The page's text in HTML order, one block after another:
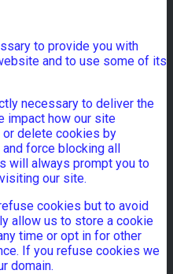
to provide you with
and to use some of its
necessary to deliver the
impact how our site
or delete cookies by
force blocking all
will always prompt you to
our site.
cookies but to avoid
allow us to store a cookie
time or opt in for other
If you refuse cookies we
domain.